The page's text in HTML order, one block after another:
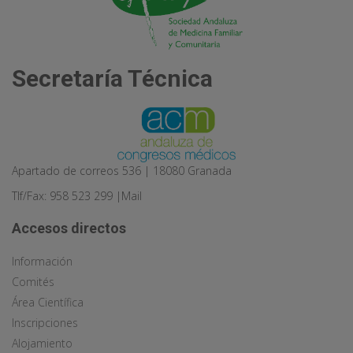
Secretaría Técnica
Apartado de correos 536 | 18080 Granada
Tlf/Fax: 958 523 299 | Mail
Accesos directos
Información
Comités
Área Científica
Inscripciones
Alojamiento